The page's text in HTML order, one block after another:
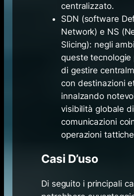
centralizzato.
SDN (software
Network) e NS
Slicing): negli
queste
di gestire
con destinazioni
innalzando
visibilità globale
comunicazioni
operazioni
Casi D’uso
Di seguito i principali